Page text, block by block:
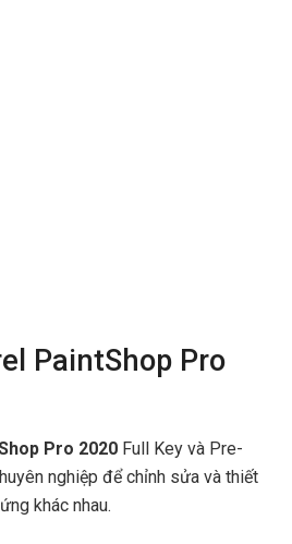
PaintShop Pro
Pro 2020 Full Key và Pre-
nghiệp để chỉnh sửa và thiết
khác nhau.